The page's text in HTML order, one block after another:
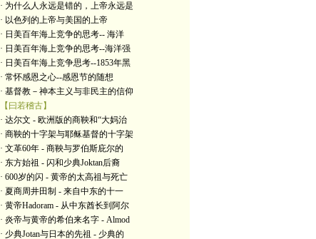
· 为什么人永远是错的，上帝永远是
· 以色列的上帝与美国的上帝
· 日美百年海上竞争的思考-- 海洋
· 日美百年海上竞争的思考--海洋强
· 日美百年海上竞争思考--1853年黑
· 常怀感恩之心--感恩节的随想
· 基督教－神本主义与非民主的信仰
【曰若稽古】
· 达尔文 - 欧洲版的商鞅和“大妈治
· 商鞅的十字架与耶稣基督的十字架
· 文革60年 - 商鞅与罗伯斯庇尔的
· 东方始祖 - 闪和少典Joktan后裔
· 600岁的闪 - 黄帝的太高祖与死亡
· 夏商周井田制 - 来自中东的十一
· 黄帝Hadoram - 从中东酋长到阿尔
· 炎帝与黄帝的希伯来名字 - Almod
· 少典Jotan与日本的先祖 - 少典的